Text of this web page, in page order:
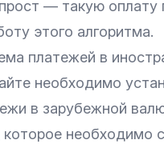
— такую
этого алгоритма.
платежей в
необходимо
в зарубежной
которое необходимо